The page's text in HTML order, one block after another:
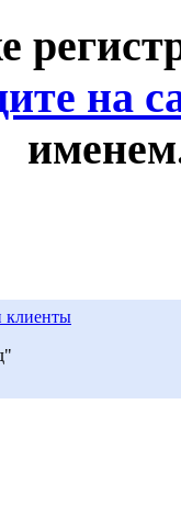
на